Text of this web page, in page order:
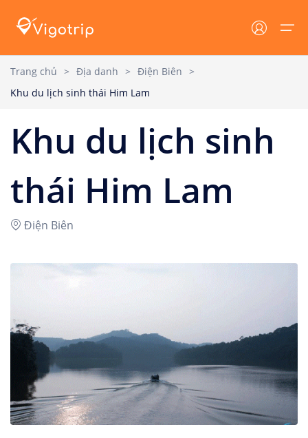
Trang chủ
Lưu trú
Tất cả
Resort
Homestay
Du thuyền
Căn hộ dịch vụ
Địa danh
Tin tức
Tin tức VIGOTRIP
Khuyến mại
Cẩm nang du lịch
Đăng nhập/ Đăng ký
Trang chủ > Địa danh > Điện Biên >
Khu du lịch sinh thái Him Lam
Khu du lịch sinh
thái Him Lam
Điện Biên